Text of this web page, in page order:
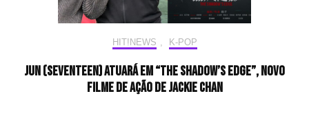
HIT!NEWS K-POP
JUN (SEVENTEEN) atuará em “The Shadow’s Edge”, novo
filme de ação de Jackie Chan